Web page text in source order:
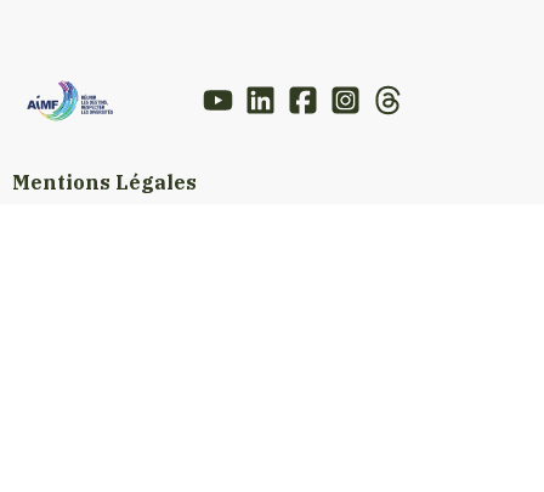
Mentions Légales